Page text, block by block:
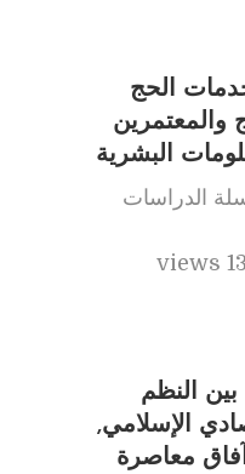
الحج
والمعتمرين
البشرية
الدراسات
138
بين النظم
الإسلامي,
معاصرة